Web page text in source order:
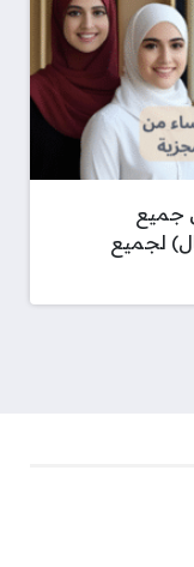
جميع
برواتب مجزية (6000 ريال) لجميع